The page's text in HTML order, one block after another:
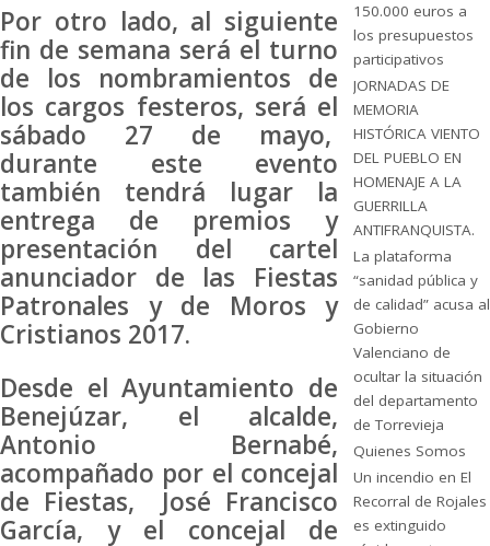
Por otro lado, al siguiente
fin de semana será el turno
de los nombramientos de
los cargos festeros, será el
sábado 27 de mayo,
durante este evento
también tendrá lugar la
entrega de premios y
presentación del cartel
anunciador de las Fiestas
Patronales y de Moros y
Cristianos 2017.
Desde el Ayuntamiento de
Benejúzar, el alcalde,
Antonio Bernabé,
acompañado por el concejal
de Fiestas, José Francisco
García, y el concejal de
150.000 euros a
los presupuestos
participativos
JORNADAS DE
MEMORIA
HISTÓRICA VIENTO
DEL PUEBLO EN
HOMENAJE A LA
GUERRILLA
ANTIFRANQUISTA.
La plataforma
“sanidad pública y
de calidad” acusa al
Gobierno
Valenciano de
ocultar la situación
del departamento
de Torrevieja
Quienes Somos
Un incendio en El
Recorral de Rojales
es extinguido